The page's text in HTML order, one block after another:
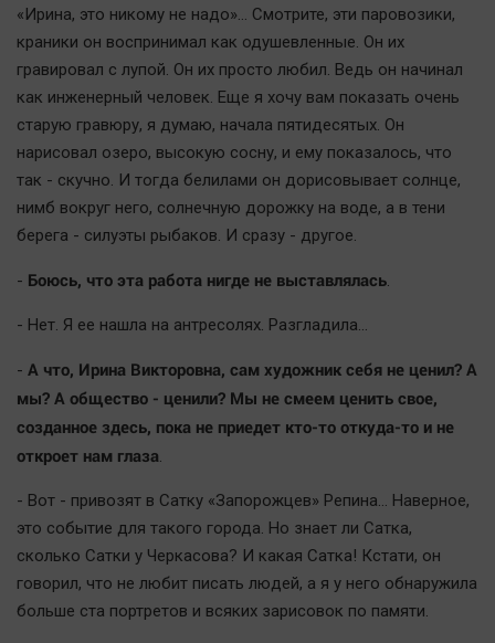
«Ирина, это никому не надо»… Смотрите, эти паровозики,
краники он воспринимал как одушевленные. Он их
гравировал с лупой. Он их просто любил. Ведь он начинал
как инженерный человек. Еще я хочу вам показать очень
старую гравюру, я думаю, начала пятидесятых. Он
нарисовал озеро, высокую сосну, и ему показалось, что
так - скучно. И тогда белилами он дорисовывает солнце,
нимб вокруг него, солнечную дорожку на воде, а в тени
берега - силуэты рыбаков. И сразу - другое.
- Боюсь, что эта работа нигде не выставлялась.
- Нет. Я ее нашла на антресолях. Разгладила…
- А что, Ирина Викторовна, сам художник себя не ценил? А
мы? А общество - ценили? Мы не смеем ценить свое,
созданное здесь, пока не приедет кто-то откуда-то и не
откроет нам глаза.
- Вот - привозят в Сатку «Запорожцев» Репина… Наверное,
это событие для такого города. Но знает ли Сатка,
сколько Сатки у Черкасова? И какая Сатка! Кстати, он
говорил, что не любит писать людей, а я у него обнаружила
больше ста портретов и всяких зарисовок по памяти.